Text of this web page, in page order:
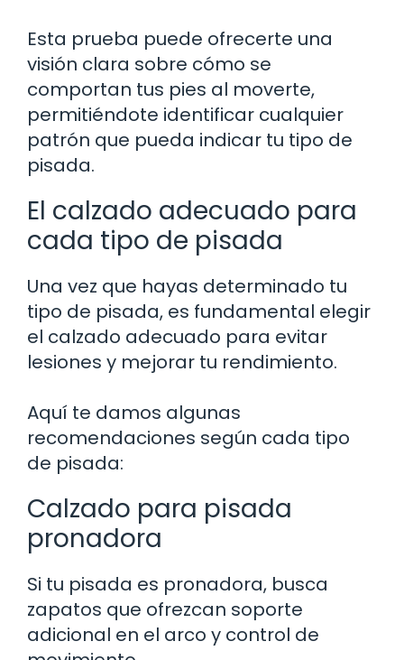
Esta prueba puede ofrecerte una
visión clara sobre cómo se
comportan tus pies al moverte,
permitiéndote identificar cualquier
patrón que pueda indicar tu tipo de
pisada.
El calzado adecuado para
cada tipo de pisada
Una vez que hayas determinado tu
tipo de pisada, es fundamental elegir
el calzado adecuado para evitar
lesiones y mejorar tu rendimiento.
Aquí te damos algunas
recomendaciones según cada tipo
de pisada:
Calzado para pisada
pronadora
Si tu pisada es pronadora, busca
zapatos que ofrezcan soporte
adicional en el arco y control de